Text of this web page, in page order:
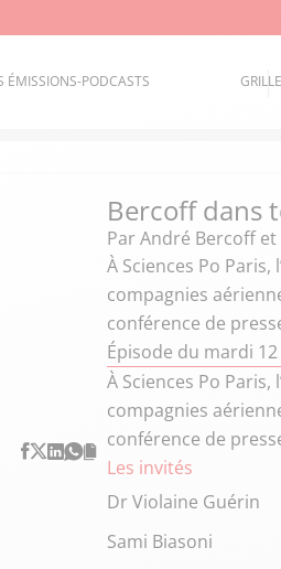
ÉMISSIONS-PODCASTS
Bercoff dans
Par André Bercoff et
À Sciences Po
compagnies
conférence de
Épisode du mardi
À Sciences Po
compagnies
conférence de
Les invités
Dr Violaine Guérin
Sami Biasoni